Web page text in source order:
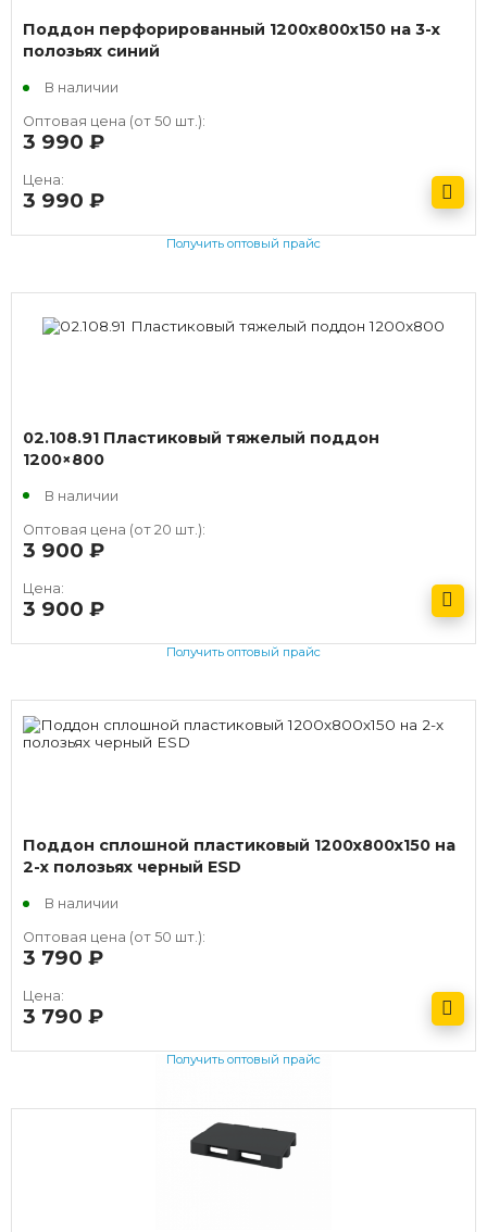
Поддон перфорированный 1200x800x150 на 3-х
полозьях синий
В наличии
Оптовая цена (от 50 шт.):
3 990
Цена:
3 990
Получить оптовый прайс
02.108.91 Пластиковый тяжелый поддон
1200×800
В наличии
Оптовая цена (от 20 шт.):
3 900
Цена:
3 900
Получить оптовый прайс
Поддон сплошной пластиковый 1200х800х150 на
2-х полозьях черный ESD
В наличии
Оптовая цена (от 50 шт.):
3 790
Цена:
3 790
Получить оптовый прайс